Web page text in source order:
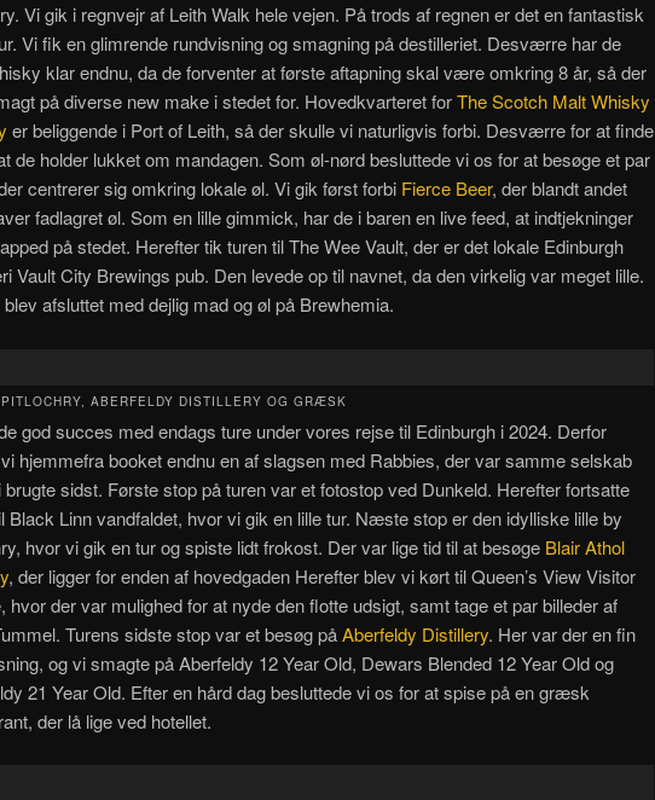
Vi gik i regnvejr af Leith Walk hele vejen. På trods af regnen er det en fantastisk
Vi fik en glimrende rundvisning og smagning på destilleriet. Desværre har de
klar endnu, da de forventer at første aftapning skal være omkring 8 år, så der
på diverse new make i stedet for. Hovedkvarteret forThe Scotch Malt Whisky
er beliggende i Port of Leith, så der skulle vi naturligvis forbi. Desværre for at finde
de holder lukket om mandagen. Som øl-nørd besluttede vi os for at besøge et par
centrerer sig omkring lokale øl. Vi gik først forbi Fierce Beer, der blandt andet
fadlagret øl. Som en lille gimmick, har de i baren en live feed, at indtjekninger
på stedet. Herefter tik turen til The Wee Vault, der er det lokale Edinburgh
Vault City Brewings pub. Den levede op til navnet, da den virkelig var meget lille.
blev afsluttet med dejlig mad og øl på Brewhemia.
ABERFELDY DISTILLERY OG GRÆSK
god succes med endags ture under vores rejse til Edinburgh i 2024. Derfor
hjemmefra booket endnu en af slagsen med Rabbies, der var samme selskab
sidst. Første stop på turen var et fotostop ved Dunkeld. Herefter fortsatte
Black Linn vandfaldet, hvor vi gik en lille tur. Næste stop er den idylliske lille by
hvor vi gik en tur og spiste lidt frokost. Der var lige tid til at besøge Blair Athol
, der ligger for enden af hovedgaden Herefter blev vi kørt til Queen’s View Visitor
hvor der var mulighed for at nyde den flotte udsigt, samt tage et par billeder af
Turens sidste stop var et besøg påAberfeldy Distillery. Her var der en fin
og vi smagte på Aberfeldy 12 Year Old, Dewars Blended 12 Year Old og
21 Year Old. Efter en hård dag besluttede vi os for at spise på en græsk
der lå lige ved hotellet.